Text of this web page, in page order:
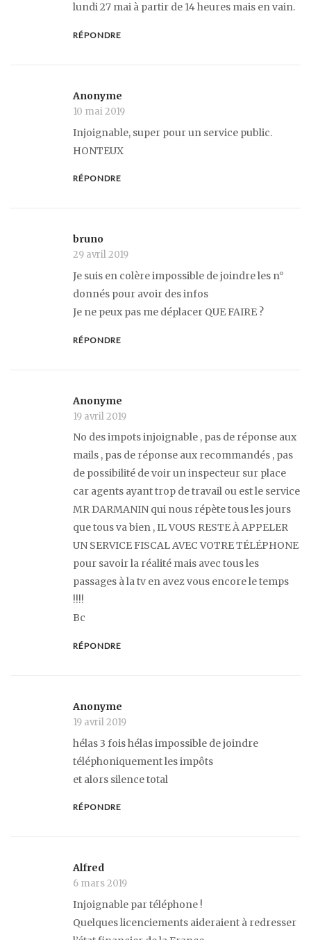
lundi 27 mai à partir de 14 heures mais en vain.
RÉPONDRE
Anonyme
10 mai 2019
Injoignable, super pour un service public.
HONTEUX
RÉPONDRE
bruno
29 avril 2019
Je suis en colère impossible de joindre les n°
donnés pour avoir des infos
Je ne peux pas me déplacer QUE FAIRE ?
RÉPONDRE
Anonyme
19 avril 2019
No des impots injoignable , pas de réponse aux
mails , pas de réponse aux recommandés , pas
de possibilité de voir un inspecteur sur place
car agents ayant trop de travail ou est le service
MR DARMANIN qui nous répète tous les jours
que tous va bien , IL VOUS RESTE À APPELER
UN SERVICE FISCAL AVEC VOTRE TÉLÉPHONE
pour savoir la réalité mais avec tous les
passages à la tv en avez vous encore le temps
!!!!
Bc
RÉPONDRE
Anonyme
19 avril 2019
hélas 3 fois hélas impossible de joindre
téléphoniquement les impôts
et alors silence total
RÉPONDRE
Alfred
6 mars 2019
Injoignable par téléphone !
Quelques licenciements aideraient à redresser